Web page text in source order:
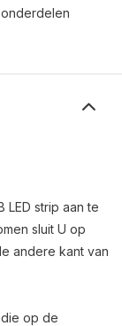
LED strip aan te
sluit U op
andere kant van
op de